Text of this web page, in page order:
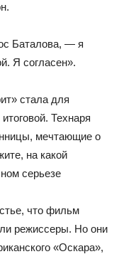
Баталова, — я
Я согласен».
стала для
Технаря
мечтающие о
на какой
серьезе
что фильм
режиссеры. Но они
«Оскара»,